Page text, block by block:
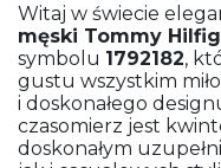
Witaj w świecie
męski Tommy
symbolu 1792182,
gustu wszystkim
i doskonałego
czasomierz jest
doskonałym